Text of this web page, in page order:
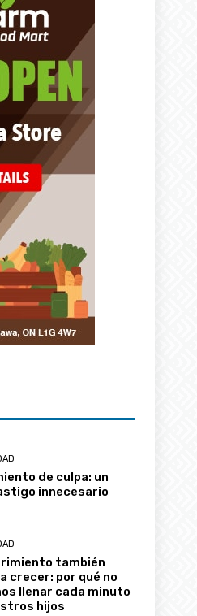
de culpa: un
innecesario
también
crecer: por qué no
llenar cada minuto
hijos